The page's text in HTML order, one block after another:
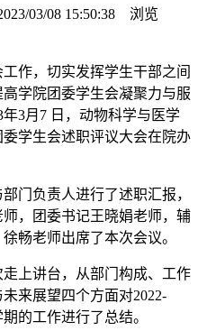
03/08 15:50:38 浏览
作，切实发挥学生干部之间
学院团委学生会凝聚力与服
年3月7 日，动物科学与医学
学生会述职评议大会在院办
门负责人进行了述职汇报，
，团委书记王晓娟老师，辅
畅老师出席了本次会议。
上讲台，从部门构成、工作
来展望四个方面对2022-
的工作进行了总结。